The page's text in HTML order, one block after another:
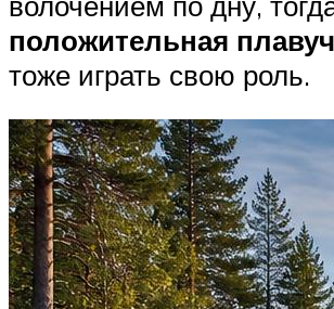
положительная
тоже играть свою роль.